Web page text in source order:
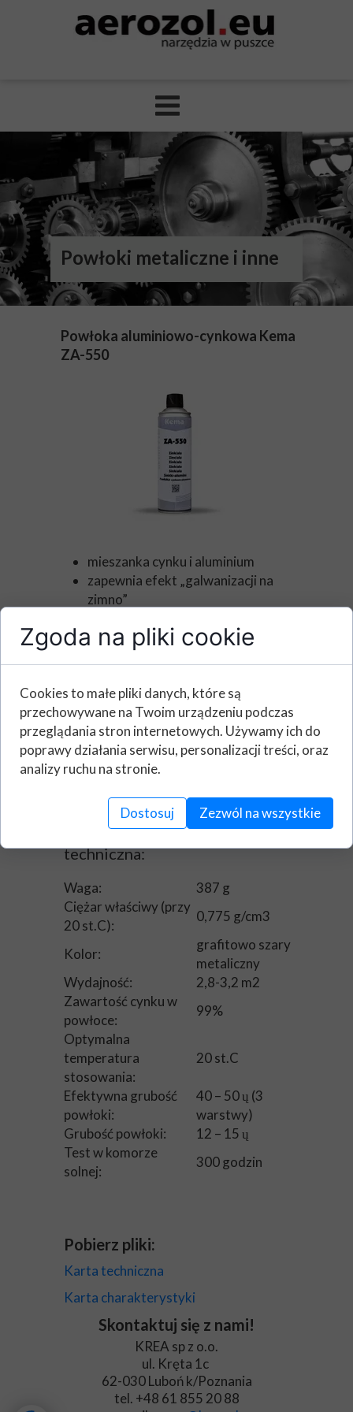
Powłoki metaliczne i inne
Powłoka aluminiowo-cynkowa Kema
ZA-550
mieszanka cynku i aluminium
zapewnia efekt „galwanizacji na
zimno”
zapewnia trwałe zabezpieczenie
przeciw korozji
do +480°C
daje lepszy efekt powierzchniowy
pod względem wyglądu, ale
mniejsze zabezpieczenie przed
korozją niż środek Kema ZN-595.
Powłoka aluminiowo-cynkowa
Kema ZA-550 - specyfikacja
techniczna:
Waga:
387 g
Ciężar właściwy (przy
20 st.C):
0,775 g/cm3
Kolor:
grafitowo szary
metaliczny
Wydajność:
2,8-3,2 m2
Zawartość cynku w
powłoce:
99%
Optymalna
temperatura
stosowania:
20 st.C
Efektywna grubość
powłoki:
40 – 50 ų (3
warstwy)
Grubość powłoki:
12 – 15 ų
Test w komorze
solnej:
300 godzin
Pobierz pliki:
Karta techniczna
Karta charakterystyki
Skontaktuj się z nami!
KREA sp z o.o.
ul. Kręta 1c
62-030 Luboń k/Poznania
tel. +48 61 855 20 88
Zgoda na pliki cookie
Cookies to małe pliki danych, które są
przechowywane na Twoim urządzeniu podczas
przeglądania stron internetowych. Używamy ich do
poprawy działania serwisu, personalizacji treści, oraz
analizy ruchu na stronie.
Dostosuj Zezwól na wszystkie